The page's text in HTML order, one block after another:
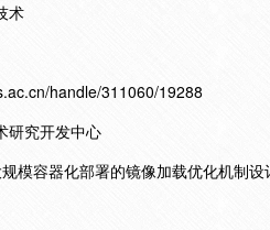
术
handle/311060/19288
研究开发中心
模容器化部署的镜像加载优化机制